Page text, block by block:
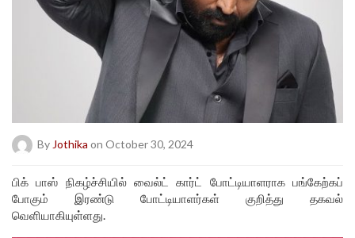
By Jothika on October 30, 2024
பிக் பாஸ் நிகழ்ச்சியில் வைல்ட் கார்ட் போட்டியாளராக பங்கேற்கப்
போகும் இரண்டு போட்டியாளர்கள் குறித்து தகவல்
வெளியாகியுள்ளது.